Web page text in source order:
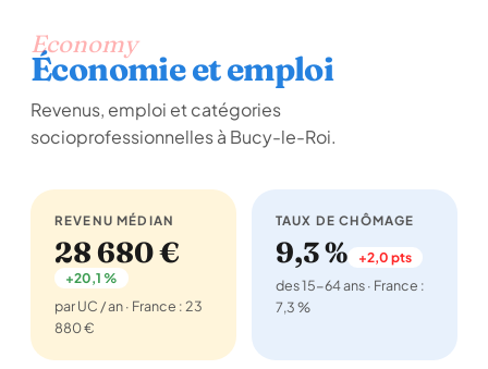
Economy
Économie et emploi
Revenus, emploi et catégories
socioprofessionnelles à Bucy-le-Roi.
REVENU MÉDIAN
28 680 €
+20,1 %
par UC / an · France : 23
880 €
TAUX DE CHÔMAGE
9,3 % +2,0 pts
des 15-64 ans · France :
7,3 %